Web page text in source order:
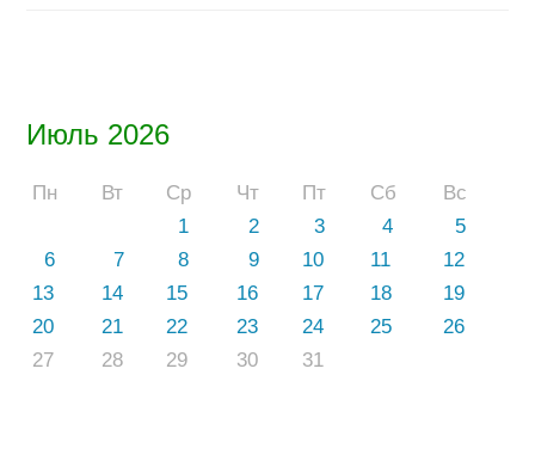
Июль 2026
Пн Вт Ср Чт Пт Сб
Вс
1
2 3 4
5
6
7 8 9 10 11
12
13
14 15 16 17 18
19
20
21 22 23 24 25
26
27
28 29 30 31